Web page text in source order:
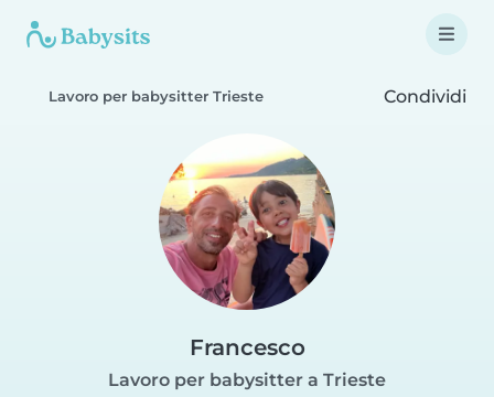
Lavoro per babysitter Trieste Condividi
Francesco
Lavoro per babysitter a Trieste